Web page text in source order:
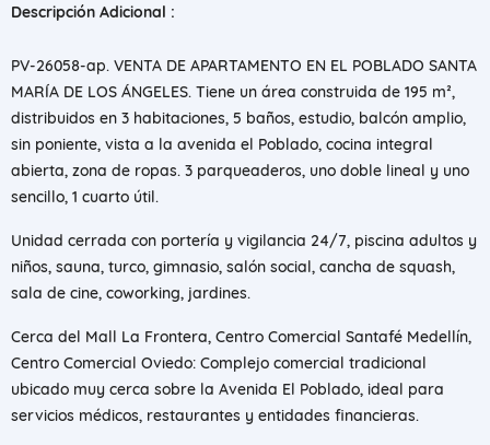
Descripción Adicional :
PV-26058-ap. VENTA DE APARTAMENTO EN EL POBLADO SANTA
MARÍA DE LOS ÁNGELES. Tiene un área construida de 195 m²,
distribuidos en 3 habitaciones, 5 baños, estudio, balcón amplio,
sin poniente, vista a la avenida el Poblado, cocina integral
abierta, zona de ropas. 3 parqueaderos, uno doble lineal y uno
sencillo, 1 cuarto útil.
Unidad cerrada con portería y vigilancia 24/7, piscina adultos y
niños, sauna, turco, gimnasio, salón social, cancha de squash,
sala de cine, coworking, jardines.
Cerca del Mall La Frontera, Centro Comercial Santafé Medellín,
Centro Comercial Oviedo: Complejo comercial tradicional
ubicado muy cerca sobre la Avenida El Poblado, ideal para
servicios médicos, restaurantes y entidades financieras.